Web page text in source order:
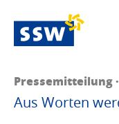
Pressemitteilung ·
Aus Worten